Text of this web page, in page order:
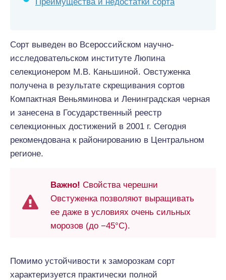
Сорт выведен во Всероссийском научно-
исследовательском институте Люпина
селекционером М.В. Каньшиной. Овстуженка
получена в результате скрещивания сортов
Компактная Веньяминова и Ленинградская черная
и занесена в Государственный реестр
селекционных достижений в 2001 г. Сегодня
рекомендована к районированию в Центральном
регионе.
Важно! Свойства черешни
Овстуженка позволяют выращивать
ее даже в условиях очень сильных
морозов (до −45°С).
Помимо устойчивости к заморозкам сорт
характеризуется практически полной